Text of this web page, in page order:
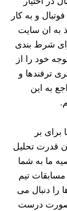
و به کار
به ان سایت
شرط بندی
خود را از
ترفندها و
به این
بر
قدرت تحلیل
ما به شما
تیم
را دنبال می
صورت درست